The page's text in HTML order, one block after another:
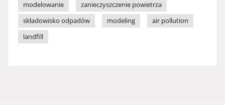
modelowanie
zanieczyszczenie powietrza
składowisko odpadów
modeling
air pollution
landfill